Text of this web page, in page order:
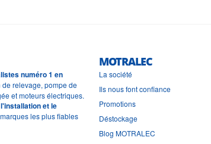
numéro 1 en
relevage, pompe de
et moteurs électriques.
et le
les plus fiables
MOTRALEC
La société
Ils nous font confiance
Promotions
Déstockage
Blog MOTRALEC